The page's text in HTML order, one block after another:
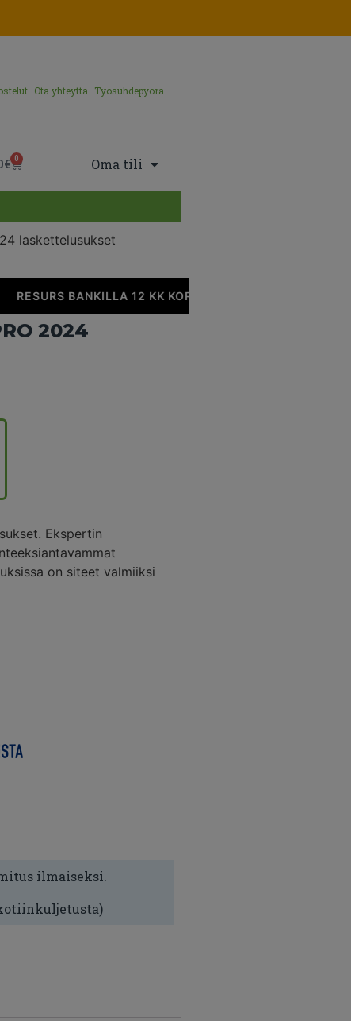
Ota yhteyttä Työsuhdepyörä
€ 0 Oma tili
laskettelusukset
RESURS BANKILLA 12 KK KOROTONTA MAKSUAIKAA
2024
Ekspertin
on siteet valmiiksi
ilmaiseksi.